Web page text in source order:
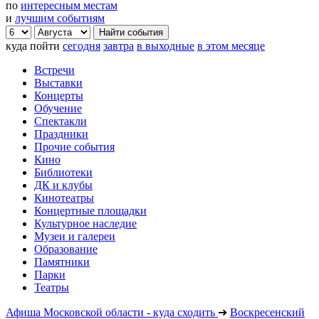
по интересным местам
и лучшим событиям
куда пойти сегодня завтра в выходные в этом месяце
Встречи
Выставки
Концерты
Обучение
Спектакли
Праздники
Прочие события
Кино
Библиотеки
ДК и клубы
Кинотеатры
Концертные площадки
Культурное наследие
Музеи и галереи
Образование
Памятники
Парки
Театры
Афиша Московской области - куда сходить ➔ Воскресенский